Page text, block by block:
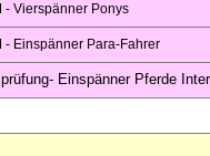
- Vierspänner Ponys
- Einspänner Para-Fahrer
Einspänner Pferde